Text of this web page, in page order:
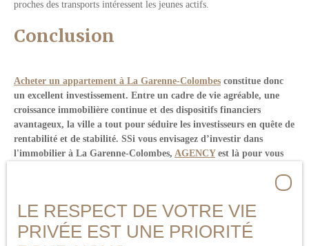
proches des transports intéressent les jeunes actifs.
Conclusion
Acheter un appartement à La Garenne-Colombes constitue donc
un excellent investissement. Entre un cadre de vie agréable, une
croissance immobilière continue et des dispositifs financiers
avantageux, la ville a tout pour séduire les investisseurs en quête de
rentabilité et de stabilité. SSi vous envisagez d’investir dans
l'immobilier à La Garenne-Colombes, AGENCYest là pour vous
LE RESPECT DE VOTRE VIE
PRIVÉE EST UNE PRIORITÉ